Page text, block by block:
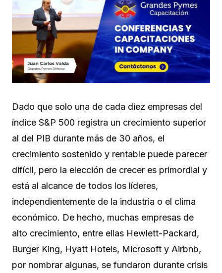
Dado que solo una de cada diez empresas del
índice S&P 500 registra un crecimiento superior
al del PIB durante más de 30 años, el
crecimiento sostenido y rentable puede parecer
difícil, pero la elección de crecer es primordial y
está al alcance de todos los líderes,
independientemente de la industria o el clima
económico. De hecho, muchas empresas de
alto crecimiento, entre ellas Hewlett-Packard,
Burger King, Hyatt Hotels, Microsoft y Airbnb,
por nombrar algunas, se fundaron durante crisis